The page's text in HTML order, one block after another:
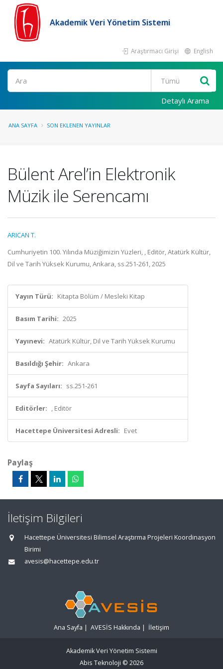
Akademik Veri Yönetim Sistemi
Araştırmacı Girişi English
Ara
Detaylı Arama
ANA SAYFA SON EKLENEN YAYINLAR
Bülent Arel’in Elektronik
Müzik ile Serencamı
ARICAN T.
Cumhuriyetin 100. Yılında Müziğimizin Yüzleri, , Editör, Atatürk Kültür,
Dil ve Tarih Yüksek Kurumu, Ankara, ss.251-261, 2025
Yayın Türü: Kitapta Bölüm / Mesleki Kitap
Basım Tarihi: 2025
Yayınevi: Atatürk Kültür, Dil ve Tarih Yüksek Kurumu
Basıldığı Şehir: Ankara
Sayfa Sayıları: ss.251-261
Editörler: , Editör
Hacettepe Üniversitesi Adresli: Evet
Paylaş
İletişim Bilgileri
Hacettepe Üniversitesi Bilimsel Araştırma Projeleri Koordinasyon
Birimi
avesis@hacettepe.edu.tr
Ana Sayfa | AVESİS Hakkında | İletişim
Akademik Veri Yönetim Sistemi
Abis Teknoloji © 2026